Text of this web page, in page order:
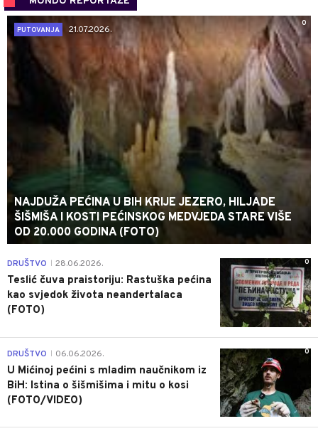
0
PUTOVANJA
21.07.2026.
NAJDUŽA PEĆINA U BIH KRIJE JEZERO, HILJADE
ŠIŠMIŠA I KOSTI PEĆINSKOG MEDVJEDA STARE VIŠE
OD 20.000 GODINA (FOTO)
0
DRUŠTVO 28.06.2026.
Teslić čuva praistoriju: Rastuška pećina
kao svjedok života neandertalaca
(FOTO)
0
DRUŠTVO 06.06.2026.
U Mićinoj pećini s mladim naučnikom iz
BiH: Istina o šišmišima i mitu o kosi
(FOTO/VIDEO)